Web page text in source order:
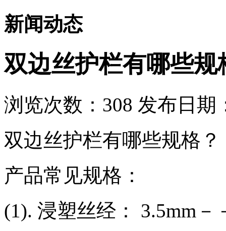
新闻动态
双边丝护栏有哪些规
浏览次数： 308 发布日期
双边丝护栏有哪些规格？
产品常见规格：
(1). 浸塑丝经： 3.5mm－